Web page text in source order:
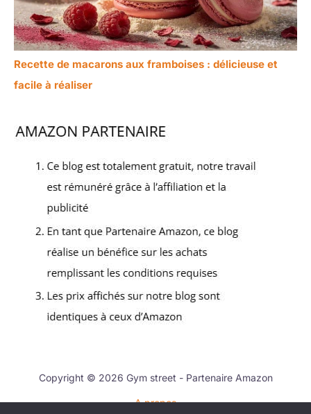
Recette de macarons aux framboises : délicieuse et
facile à réaliser
Copyright © 2026 Gym street - Partenaire Amazon
A propos